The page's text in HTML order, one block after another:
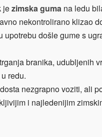
jezimska guma na ledu
nekontrolirano klizao
došle gume s
branika, udubljenih
redu.
nezgrapno voziti, ali
i najledenijim